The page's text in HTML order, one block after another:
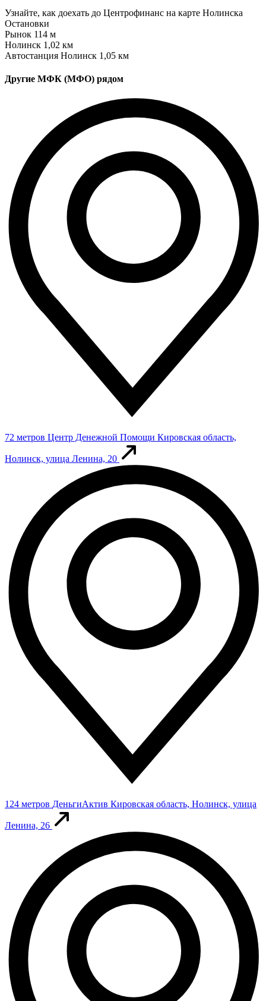
Узнайте, как доехать до Центрофинанс на карте Нолинска
Остановки
Рынок 114 м
Нолинск 1,02 км
Автостанция Нолинск 1,05 км
Другие МФК (МФО) рядом
72 метров Центр Денежной Помощи Кировская область,
Нолинск, улица Ленина, 20
124 метров ДеньгиАктив Кировская область, Нолинск, улица
Ленина, 26